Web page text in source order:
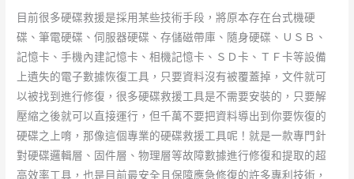
目前很多硬碟救援是採用某些技術手段，將原本存在台式機硬
碟、筆電硬碟、伺服器硬碟、存儲磁帶庫、隨身硬碟、ＵＳＢ、
記憶卡、手機內建記憶卡、相機記憶卡、ＳＤ卡、ＴＦ卡等設備
上遺失的電子數據恢復工具，只要資料沒有被覆蓋掉，文件就可
以被找到進行修復，很多硬碟救援工具是不需要安裝的，只要解
壓縮之後就可以直接運行，但千萬不要把資料導出到你要恢復的
硬碟之上唷，那像這個專業的硬碟救援工具呢！就是一款專門針
對硬碟邏輯層、固件層、物理層等故障數據進行修復和提取的超
高效率工具，也是目前最安全且保障應急修復的許多專利技術，